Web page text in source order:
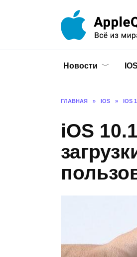
Новости IOS
ГЛАВНАЯ » IOS » IOS
iOS